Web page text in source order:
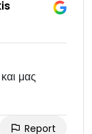
μας
Report